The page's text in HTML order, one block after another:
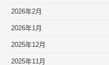
2026年2月
2026年1月
2025年12月
2025年11月